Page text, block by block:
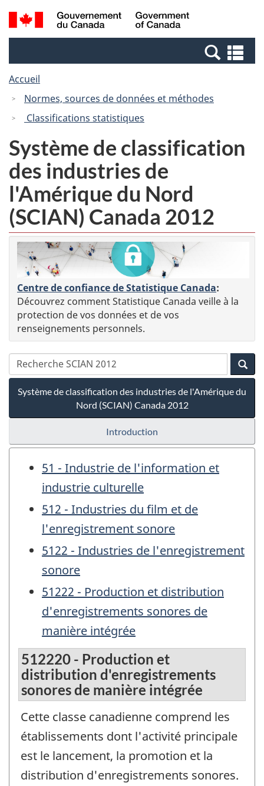
Passer
au
Passer
à
Canada
Recherche
et
et
Accueil
Normes, sources de données et méthodes
Classifications statistiques
Système de classification
des industries de
l'Amérique du Nord
(SCIAN) Canada 2012
Centre de confiance de Statistique Canada:
Découvrez comment Statistique Canada veille à la
protection de vos données et de vos
renseignements personnels.
Système de classification des industries de l'Amérique du
Nord (SCIAN) Canada 2012
Introduction
51 - Industrie de l'information et
industrie culturelle
512 - Industries du film et de
l'enregistrement sonore
5122 - Industries de l'enregistrement
sonore
51222 - Production et distribution
d'enregistrements sonores de
manière intégrée
512220 - Production et
distribution d'enregistrements
sonores de manière intégrée
Cette classe canadienne comprend les
établissements dont l'activité principale
est le lancement, la promotion et la
distribution d'enregistrements sonores.